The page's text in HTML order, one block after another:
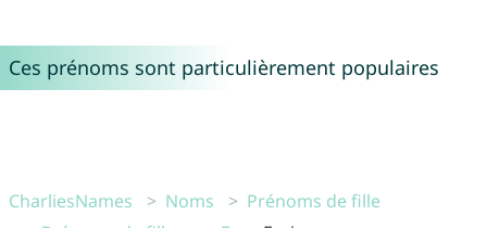
Ces prénoms sont particulièrement populaires
CharliesNames Noms
Prénoms de fille